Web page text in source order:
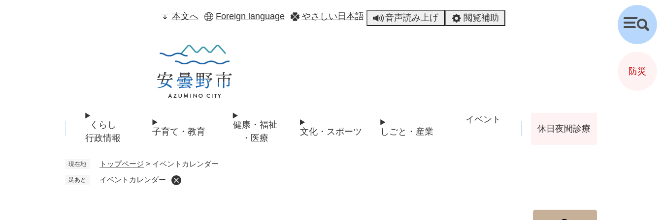
本文へ Foreign language やさしい日本語 音声読み上げ 閲覧補助
くらし
行政情報
子育て・教育
健康・福祉
・医療
文化・スポーツ しごと・産業
イベント
休日夜間診療
現在地 トップページ > イベントカレンダー
足あと イベントカレンダー
検
索
防災